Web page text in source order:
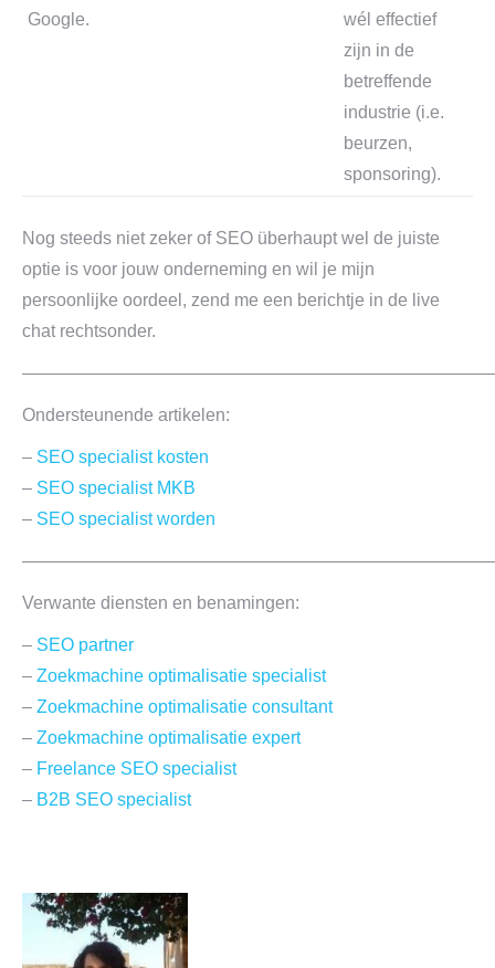
Google.
wél effectief
zijn in de
betreffende
industrie (i.e.
beurzen,
sponsoring).
Nog steeds niet zeker of SEO überhaupt wel de juiste
optie is voor jouw onderneming en wil je mijn
persoonlijke oordeel, zend me een berichtje in de live
chat rechtsonder.
Ondersteunende artikelen:
– SEO specialist kosten
– SEO specialist MKB
– SEO specialist worden
Verwante diensten en benamingen:
– SEO partner
– Zoekmachine optimalisatie specialist
– Zoekmachine optimalisatie consultant
– Zoekmachine optimalisatie expert
– Freelance SEO specialist
– B2B SEO specialist